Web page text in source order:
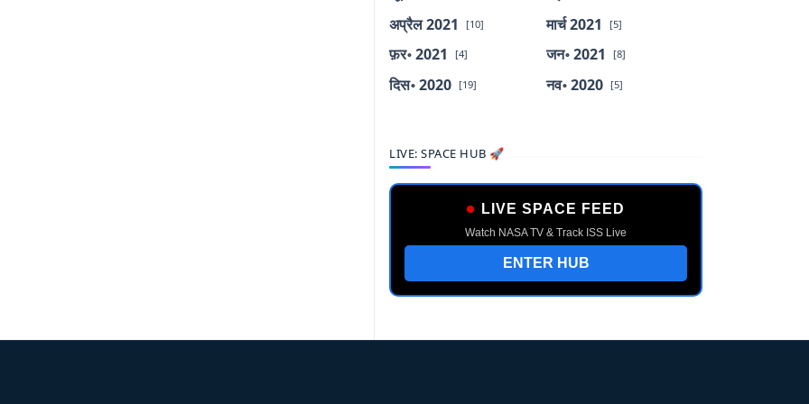
अप्रैल 2021 [10] मार्च 2021 [5]
फ़र॰ 2021 [4] जन॰ 2021 [8]
दिस॰ 2020 [19] नव॰ 2020 [5]
LIVE: SPACE HUB 🚀
LIVE SPACE FEED
Watch NASA TV & Track ISS Live
ENTER HUB